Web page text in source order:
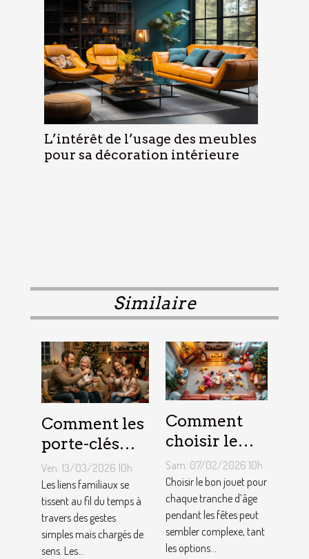
L’intérêt de l’usage des meubles
pour sa décoration intérieure
Similaire
Comment les
porte-clés
personnalisés
peuvent
renforcer les
liens
familiaux ?
Ven. 13/03/2026 10h
Les liens familiaux se
tissent au fil du temps à
travers des gestes
simples mais chargés de
sens. Les...
Comment
choisir le
jouet idéal
pour chaque
âge lors des
fêtes ?
Sam. 07/02/2026 10h
Choisir le bon jouet pour
chaque tranche d’âge
pendant les fêtes peut
sembler complexe, tant
les options...